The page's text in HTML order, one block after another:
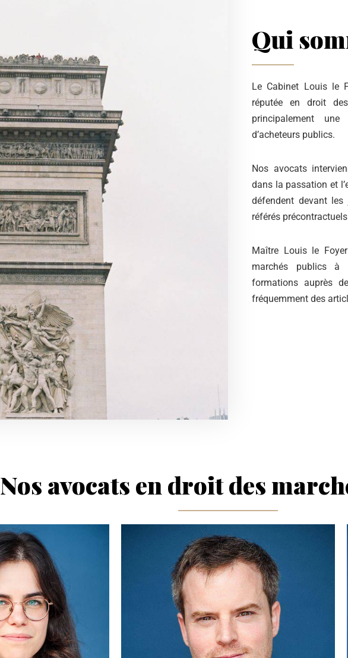
Qui
Le Cabinet Louis le
réputée en droit
principalement une
d’acheteurs publics.
Nos avocats
dans la passation et
défendent devant
référés
Maître Louis le
marchés publics à
formations auprès
fréquemment des
Nos avocats en droit des